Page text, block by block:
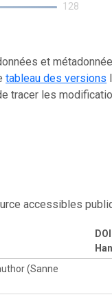
128
et
tableau des versions
tracer les
accessibles
DOI
(Sanne